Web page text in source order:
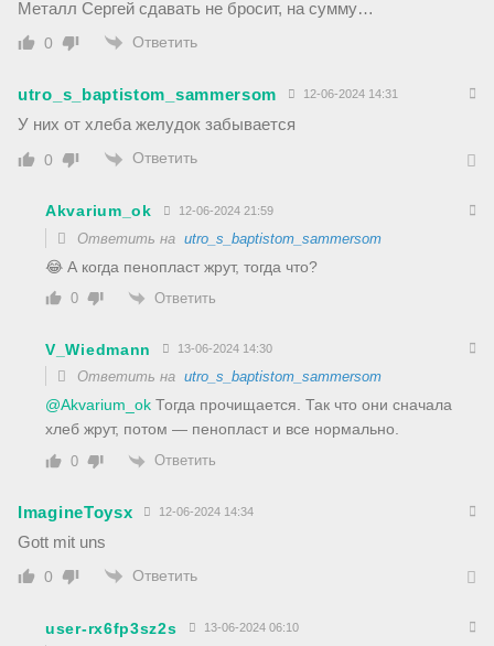
Металл Сергей сдавать не бросит, на сумму…
0 Ответить
utro_s_baptistom_sammersom 12-06-2024 14:31
У них от хлеба желудок забывается
0 Ответить
Akvarium_ok 12-06-2024 21:59
Ответить на utro_s_baptistom_sammersom
😂 А когда пенопласт жрут, тогда что?
0 Ответить
V_Wiedmann 13-06-2024 14:30
Ответить на utro_s_baptistom_sammersom
@Akvarium_ok Тогда прочищается. Так что они сначала
хлеб жрут, потом — пенопласт и все нормально.
0 Ответить
ImagineToysx 12-06-2024 14:34
Gott mit uns
0 Ответить
user-rx6fp3sz2s 13-06-2024 06:10